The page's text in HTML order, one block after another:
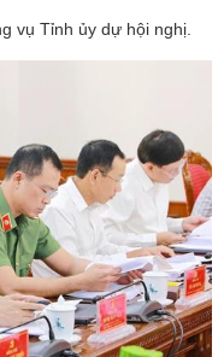
vụ Tỉnh ủy dự hội nghị.